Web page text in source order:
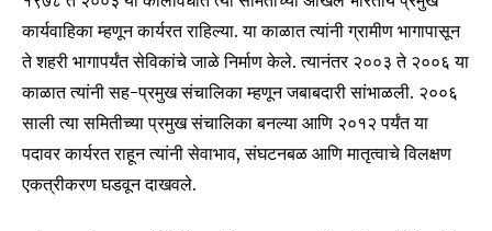
Join our community of
SUBSCRIBERS and be part of the
कार्यवाहिका म्हणून कार्यरत राहिल्या. या काळात त्यांनी ग्रामीण भागापासून
ते शहरी भागापर्यंत सेविकांचे जाळे निर्माण केले. त्यानंतर २००३ ते २००६ या
काळात त्यांनी सह-प्रमुख संचालिका म्हणून जबाबदारी सांभाळली. २००६
साली त्या समितीच्या प्रमुख संचालिका बनल्या आणि २०१२ पर्यंत या
पदावर कार्यरत राहून त्यांनी सेवाभाव, संघटनबळ आणि मातृत्वाचे विलक्षण
एकत्रीकरण घडवून दाखवले.